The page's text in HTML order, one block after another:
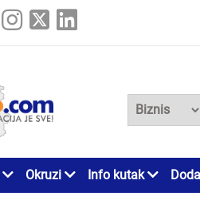
Okruzi Info kutak